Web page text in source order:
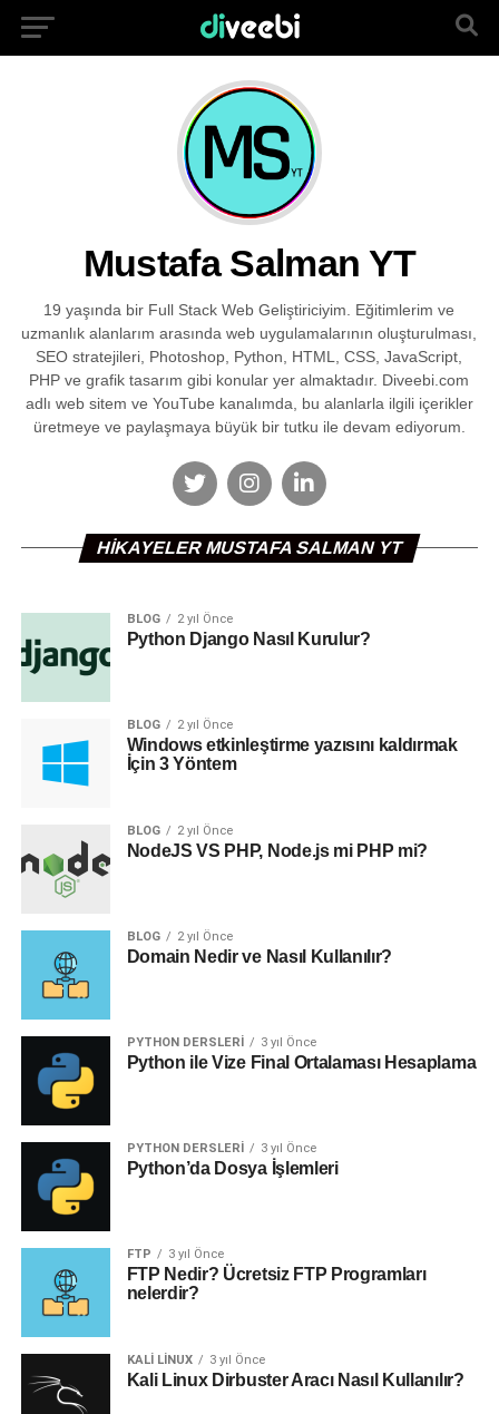
Mustafa Salman YT
19 yaşında bir Full Stack Web Geliştiriciyim. Eğitimlerim ve
uzmanlık alanlarım arasında web uygulamalarının oluşturulması,
SEO stratejileri, Photoshop, Python, HTML, CSS, JavaScript,
PHP ve grafik tasarım gibi konular yer almaktadır. Diveebi.com
adlı web sitem ve YouTube kanalımda, bu alanlarla ilgili içerikler
üretmeye ve paylaşmaya büyük bir tutku ile devam ediyorum.
HIKAYELER MUSTAFA SALMAN YT
BLOG 2 yıl Önce
Python Django Nasıl Kurulur?
BLOG 2 yıl Önce
Windows etkinleştirme yazısını kaldırmak
İçin 3 Yöntem
BLOG 2 yıl Önce
NodeJS VS PHP, Node.js mi PHP mi?
BLOG 2 yıl Önce
Domain Nedir ve Nasıl Kullanılır?
PYTHON DERSLERI 3 yıl Önce
Python ile Vize Final Ortalaması Hesaplama
PYTHON DERSLERI 3 yıl Önce
Python’da Dosya İşlemleri
FTP 3 yıl Önce
FTP Nedir? Ücretsiz FTP Programları
nelerdir?
KALI LINUX 3 yıl Önce
Kali Linux Dirbuster Aracı Nasıl Kullanılır?